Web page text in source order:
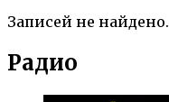
Записей не найдено.
Радио